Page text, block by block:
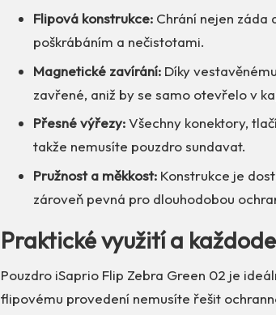
Flipová konstrukce: Chrání nejen záda
poškrábáním a nečistotami.
Magnetické zavírání: Díky
zavřené, aniž by se samo otevřelo v
Přesné výřezy:Všechny konektory,
takže nemusíte pouzdro sundavat.
Pružnost a měkkost: Konstrukce je
zároveň pevná pro dlouhodobou
Praktické využití a
Pouzdro iSaprio Flip Zebra Green 02 je
flipovému provedení nemusíte řešit